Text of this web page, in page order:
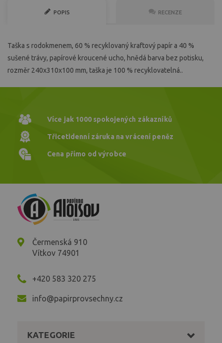
POPIS RECENZE
Taška s rodokmenem, 60 % recyklovaný kraftový papír a 40 %
sušené trávy, papírové kroucené ucho, hnědá barva bez potisku,
rozměr 240x310x100 mm, taška je 100 % recyklovatelná..
Více jak 1000spokojených zákazníků
Třicetidenní záruka na vrácení peněz
Cena přímo od výrobce
Čermenská 910
Vítkov 74901
+420 583 320 275
info@papirprovsechny.cz
KATEGORIE